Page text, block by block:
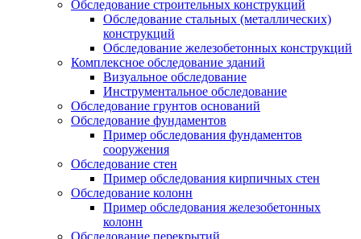
Обследование строительных конструкций
Обследование стальных (металлических)
конструкций
Обследование железобетонных конструкций
Комплексное обследование зданий
Визуальное обследование
Инструментальное обследование
Обследование грунтов оснований
Обследование фундаментов
Пример обследования фундаментов
сооружения
Обследование стен
Пример обследования кирпичных стен
Обследование колонн
Пример обследования железобетонных
колонн
Обследование перекрытий